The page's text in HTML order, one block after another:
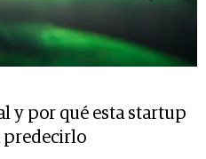
y por qué esta startup
predecirlo